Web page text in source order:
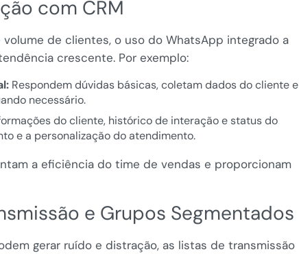
com CRM
de clientes, o uso do WhatsApp integrado a
crescente. Por exemplo:
Respondem dúvidas básicas, coletam dados do cliente e
necessário.
do cliente, histórico de interação e status do
e a personalização do atendimento.
a eficiência do time de vendas e proporcionam
e Grupos Segmentados
gerar ruído e distração, as listas de transmissão